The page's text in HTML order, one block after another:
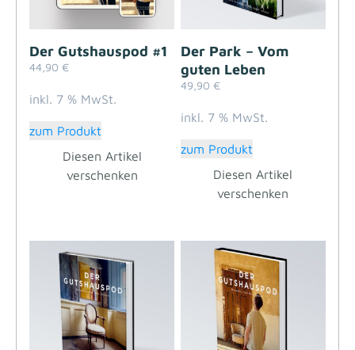
Der Gutshauspod #1
44,90 €
inkl. 7 % MwSt.
zum Produkt
Diesen Artikel
verschenken
Der Park – Vom
guten Leben
49,90 €
inkl. 7 % MwSt.
zum Produkt
Diesen Artikel
verschenken